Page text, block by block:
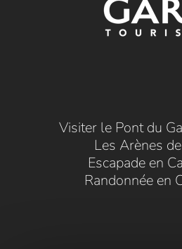
Visiter le Pont du
Les Arènes
Escapade en
Randonnée en